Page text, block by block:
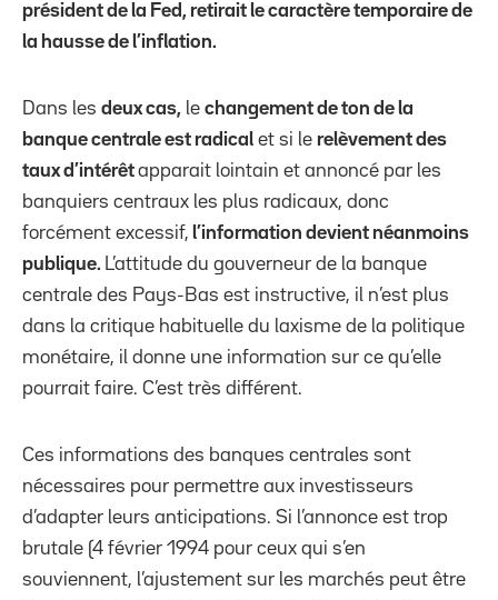
président de la Fed, retirait le caractère temporaire de
la hausse de l’inflation.
Dans les deux cas, le changement de ton de la
banque centrale est radical et si le relèvement des
taux d’intérêtapparait lointain et annoncé par les
banquiers centraux les plus radicaux, donc
forcément excessif, l’information devient néanmoins
publique. L’attitude du gouverneur de la banque
centrale des Pays-Bas est instructive, il n’est plus
dans la critique habituelle du laxisme de la politique
monétaire, il donne une information sur ce qu’elle
pourrait faire. C’est très différent.
Ces informations des banques centrales sont
nécessaires pour permettre aux investisseurs
d’adapter leurs anticipations. Si l’annonce est trop
brutale (4 février 1994 pour ceux qui s’en
souviennent, l’ajustement sur les marchés peut être